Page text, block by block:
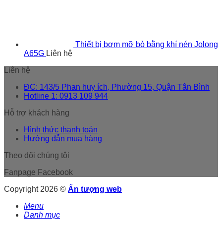
Thiết bị bơm mỡ bò bằng khí nén Jolong
A65G Liên hệ
Liên hệ
ĐC: 143/5 Phan huy ích, Phường 15, Quận Tân Bình
Hotline 1: 0913 109 944
Hỗ trợ khách hàng
Hình thức thanh toán
Hướng dẫn mua hàng
Theo dõi chúng tôi
Fanpage Facebook
Copyright 2026 © Ấn tượng web
Menu
Danh mục